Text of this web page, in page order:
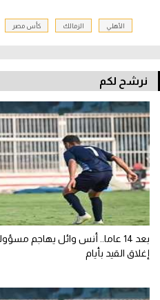
الأهلي الزمالك كأس مصر
نرشح لكم
بعد 14 عاما.. أنس وائل يهاجم
إغلاق القيد بأيام